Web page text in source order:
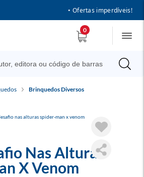
• Ofertas imperdíveis!
0
Brinquedos Diversos
Nas Alturas
X Venom